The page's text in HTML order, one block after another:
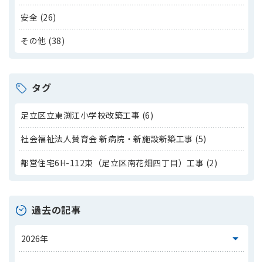
安全 (26)
その他 (38)
タグ
足立区立東渕江小学校改築工事 (6)
社会福祉法人賛育会 新病院・新施設新築工事 (5)
都営住宅6H-112東（足立区南花畑四丁目）工事 (2)
過去の記事